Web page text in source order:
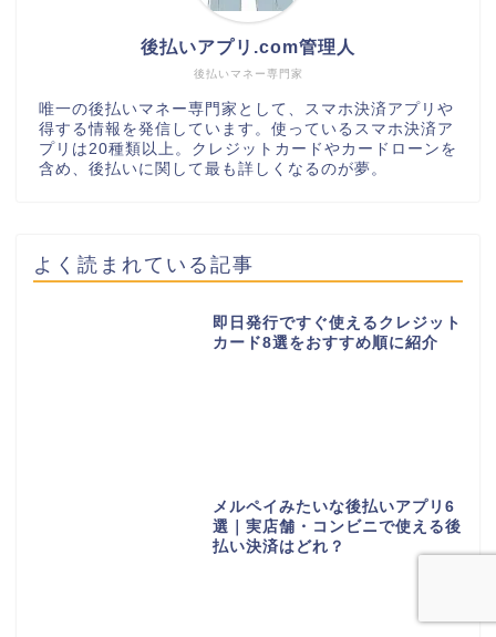
後払いマネー専門家
後払いアプリ.com管理人
唯一の後払いマネー専門家として、スマホ決済アプリや
得する情報を発信しています。使っているスマホ決済ア
プリは20種類以上。クレジットカードやカードローンを
含め、後払いに関して最も詳しくなるのが夢。
よく読まれている記事
即日発行ですぐ使えるクレジット
カード8選をおすすめ順に紹介
メルペイみたいな後払いアプリ6
選｜実店舗・コンビニで使える後
払い決済はどれ？